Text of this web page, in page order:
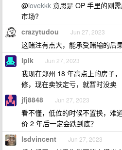
@iovekkk 意思是 OP 手里的刚
市场?
crazytudou Jun 27, 2023
这赌注有点大，能承受赌输的后果
lplk Jun 27, 2023
我现在郑州 18 年高点上的房子
修，现在卖铁定亏，就暂时没卖
jfj8848 Jun 27, 2023
看不懂，低位的时候不置换，难
价 2 年后一定会跌到底？
lsdvincent Jun 27, 2023